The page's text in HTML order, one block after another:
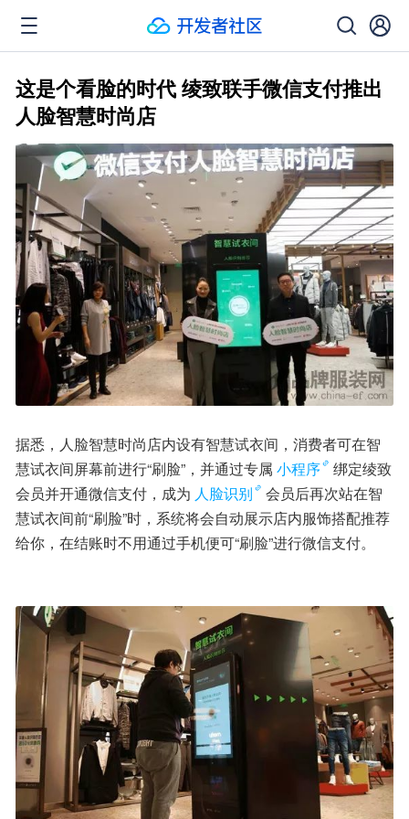
这是个看脸的时代 绫致联手微信支付推出
人脸智慧时尚店
据悉，人脸智慧时尚店内设有智慧试衣间，消费者可在智
慧试衣间屏幕前进行“刷脸”，并通过专属 小程序
绑定绫致
会员并开通微信支付，成为 人脸识别
会员后再次站在智
慧试衣间前“刷脸”时，系统将会自动展示店内服饰搭配推荐
给你，在结账时不用通过手机便可“刷脸”进行微信支付。